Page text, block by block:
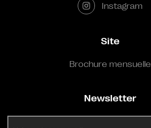
Instagram
Site
Brochure mensuelle
Newsletter